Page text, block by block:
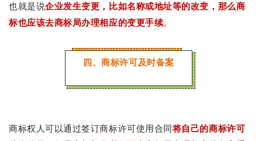
也就是说企业发生变更，比如名称或地址等的改变，那么商
标也应该去商标局办理相应的变更手续。
四、商标许可及时备案
商标权人可以通过签订商标许可使用合同将自己的商标许可